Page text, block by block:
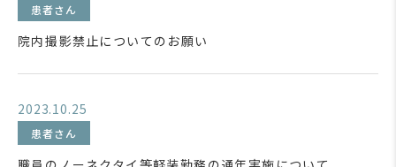
患者さん
院内撮影禁止についてのお願い
2023.10.25
患者さん